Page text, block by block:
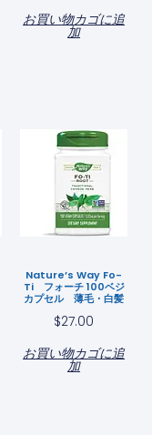
お買い物カゴに追
加
Nature’s Way Fo-
Ti フォーチ 100ベジ
カプセル 薄毛・白髪
$27.00
お買い物カゴに追
加